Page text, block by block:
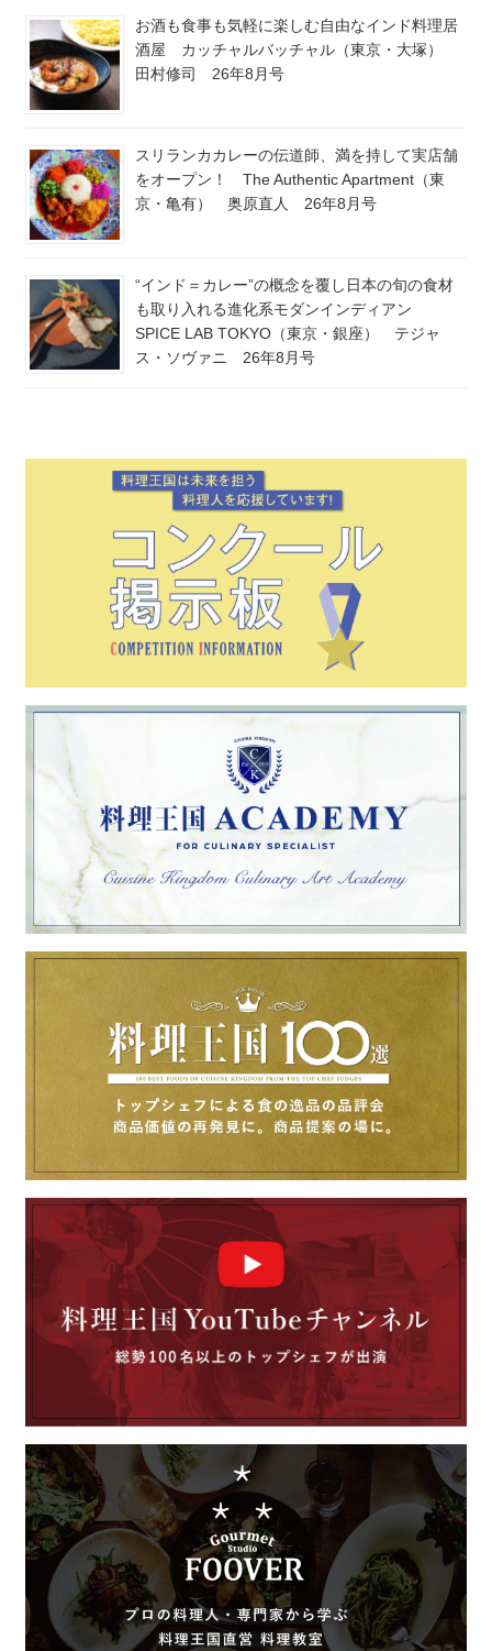
お酒も食事も気軽に楽しむ自由なインド料理居
酒屋 カッチャルバッチャル（東京・大塚）
田村修司 26年8月号
スリランカカレーの伝道師、満を持して実店舗
をオープン！ The Authentic Apartment（東
京・亀有） 奥原直人 26年8月号
“インド＝カレー”の概念を覆し日本の旬の食材
も取り入れる進化系モダンインディアン
SPICE LAB TOKYO（東京・銀座） テジャ
ス・ソヴァニ 26年8月号